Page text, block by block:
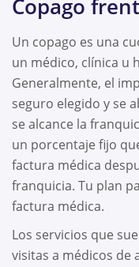
Copago
Un copago es una
un médico, clínica u
Generalmente, el
seguro elegido y se
se alcance la
un porcentaje fijo
factura médica
franquicia. Tu plan
factura médica.
Los servicios que
visitas a médicos de